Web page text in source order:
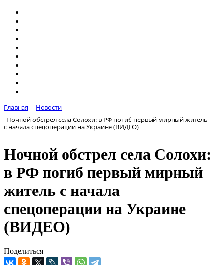
Главная
Новости
Ночной обстрел села Солохи: в РФ погиб первый мирный житель
с начала спецоперации на Украине (ВИДЕО)
Ночной обстрел села Солохи:
в РФ погиб первый мирный
житель с начала
спецоперации на Украине
(ВИДЕО)
Поделиться